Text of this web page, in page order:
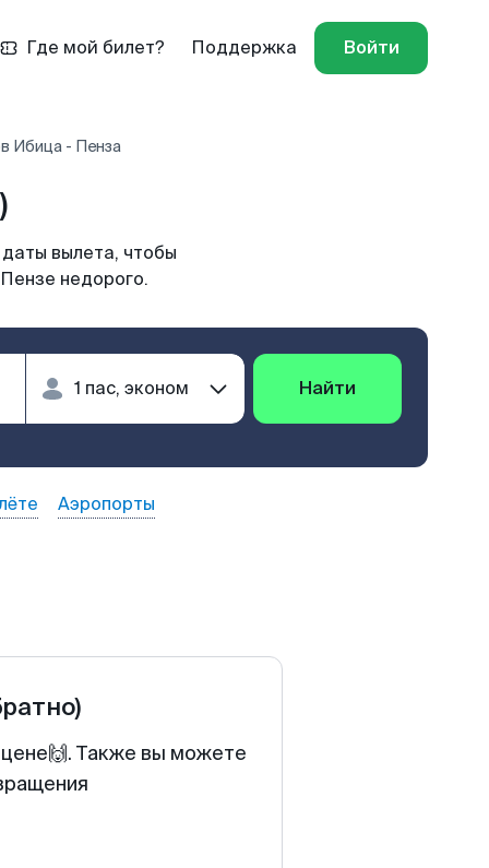
Где мой билет? Поддержка Войти
Ибица - Пенза
вылета, чтобы
недорого.
Найти
Аэропорты
Также вы можете